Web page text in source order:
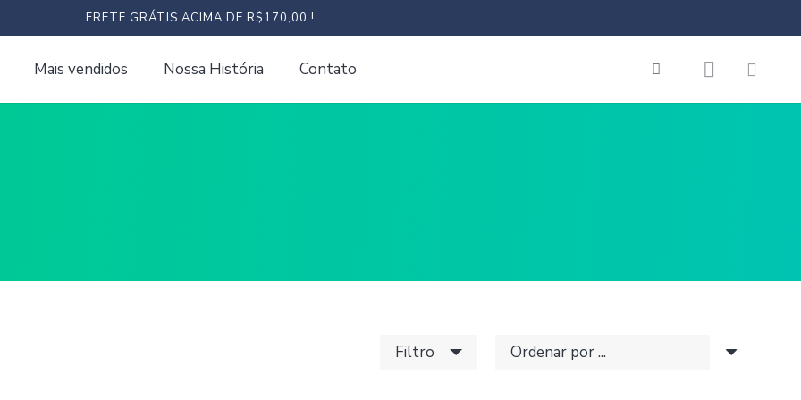
FRETE GRÁTIS ACIMA DE R$170,00 !
Mais vendidos Nossa História Contato
Filtro